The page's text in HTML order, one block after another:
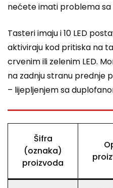
nećete imati problema
Tasteri imaju i 10 LED
aktiviraju kod pritiska na
crvenim ili zelenim LED.
na zadnju stranu prednje
– lijepljenjem sa
Šifra
(oznaka)
proizvoda